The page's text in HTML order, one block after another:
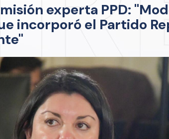
experta PPD:
incorporó el Partido